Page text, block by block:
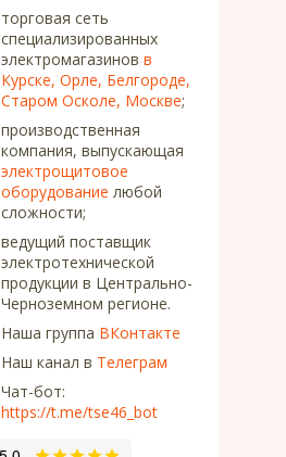
торговая сеть
специализированных
электромагазинов в
Курске, Орле, Белгороде,
Старом Осколе, Москве;
производственная
компания, выпускающая
электрощитовое
оборудование любой
сложности;
ведущий поставщик
электротехнической
продукции в Центрально-
Черноземном регионе.
Наша группа ВКонтакте
Наш канал в Телеграм
Чат-бот:
https://t.me/tse46_bot